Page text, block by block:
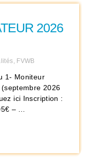
2026
, FVWB
1- Moniteur
2026
ici Inscription :
– …